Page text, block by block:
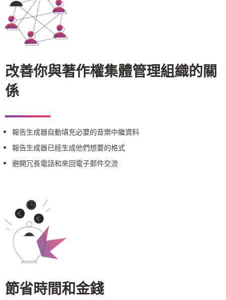
改善你與著作權集體管理組織的關
係
報告生成器自動填充必要的音樂中繼資料
報告生成器已經生成他們想要的格式
避開冗長電話和來回電子郵件交流
節省時間和金錢